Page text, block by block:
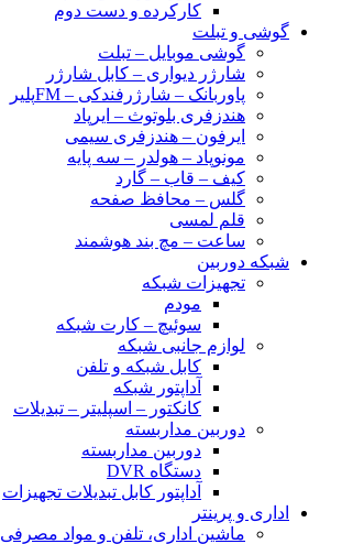
کارکرده و دست دوم
گوشی و تبلت
گوشی موبایل – تبلت
شارژر دیواری – کابل شارژر
پاوربانک – شارژرفندکی – FMپلیر
هندزفری بلوتوث – ایرپاد
ایرفون – هندزفری سیمی
مونوپاد – هولدر – سه پایه
کیف – قاب – گارد
گلس – محافظ صفحه
قلم لمسی
ساعت – مچ بند هوشمند
شبکه دوربین
تجهیزات شبکه
مودم
سوئیچ – کارت شبکه
لوازم جانبی شبکه
کابل شبکه و تلفن
آداپتور شبکه
کانکتور – اسپلیتر – تبدیلات
دوربین مداربسته
دوربین مداربسته
دستگاه DVR
آداپتور کابل تبدیلات تجهیزات
اداری و پرینتر
ماشین اداری، تلفن و مواد مصرفی